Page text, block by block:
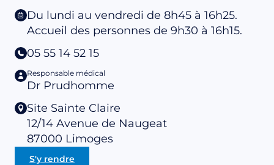
Du lundi au vendredi de 8h45 à 16h25.
Accueil des personnes de 9h30 à 16h15.
05 55 14 52 15
Responsable médical
Dr Prudhomme
Site Sainte Claire
12/14 Avenue de Naugeat
87000 Limoges
S'y rendre